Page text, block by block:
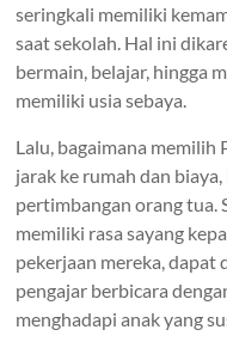
seringkali memiliki
saat sekolah. Hal ini
bermain, belajar, hingga
memiliki usia sebaya.
Lalu, bagaimana memilih
jarak ke rumah dan
pertimbangan orang tua.
memiliki rasa sayang
pekerjaan mereka, dapat
pengajar berbicara
menghadapi anak yang